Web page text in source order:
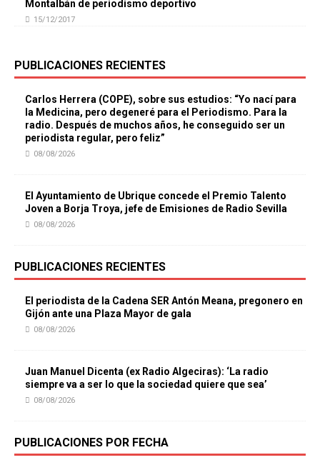
Montalbán de periodismo deportivo
15/12/2017
PUBLICACIONES RECIENTES
Carlos Herrera (COPE), sobre sus estudios: “Yo nací para
la Medicina, pero degeneré para el Periodismo. Para la
radio. Después de muchos años, he conseguido ser un
periodista regular, pero feliz”
08/08/2026
El Ayuntamiento de Ubrique concede el Premio Talento
Joven a Borja Troya, jefe de Emisiones de Radio Sevilla
08/08/2026
PUBLICACIONES RECIENTES
El periodista de la Cadena SER Antón Meana, pregonero en
Gijón ante una Plaza Mayor de gala
08/08/2026
Juan Manuel Dicenta (ex Radio Algeciras): ‘La radio
siempre va a ser lo que la sociedad quiere que sea’
08/08/2026
PUBLICACIONES POR FECHA